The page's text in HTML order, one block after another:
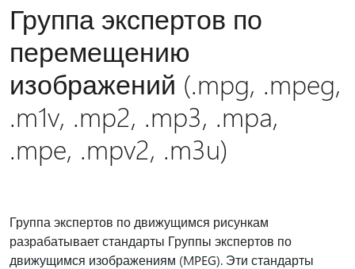
Группа экспертов по
перемещению
изображений (.mpg, .mpeg,
.m1v, .mp2, .mp3, .mpa,
.mpe, .mpv2, .m3u)
Группа экспертов по движущимся рисункам
разрабатывает стандарты Группы экспертов по
движущимся изображениям (MPEG). Эти стандарты